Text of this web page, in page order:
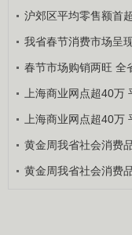
沪郊区平均零售额首
我省春节消费市场呈
春节市场购销两旺 全
上海商业网点超40
上海商业网点超40
黄金周我省社会消费
黄金周我省社会消费